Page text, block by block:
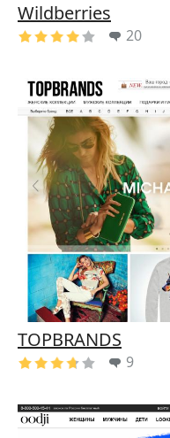
Wildberries
20
TOPBRANDS
9